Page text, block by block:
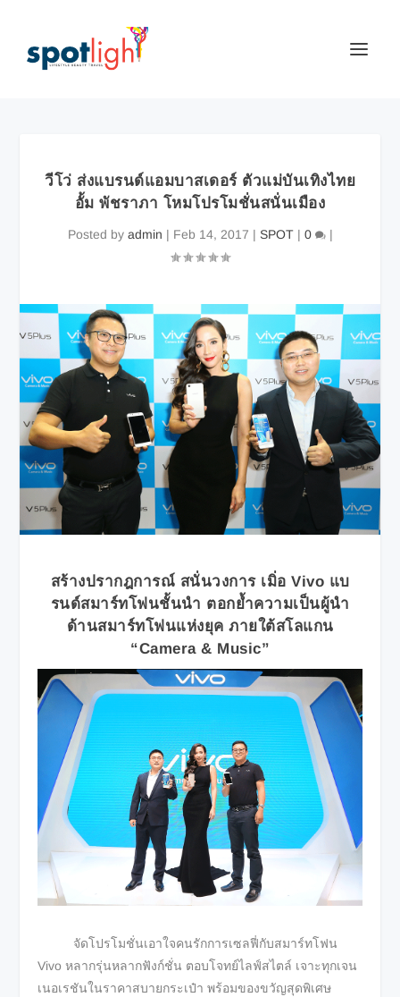
วีโว่ ส่งแบรนด์แอมบาสเดอร์ ตัวแม่บันเทิงไทย
อั้ม พัชราภา โหมโปรโมชั่นสนั่นเมือง
Posted by admin | Feb 14, 2017 | SPOT| 0 |
สร้างปรากฎการณ์ สนั่นวงการ เมิ่อ Vivo แบ
รนด์สมาร์ทโฟนชั้นนำ ตอกย้ำความเป็นผู้นำ
ด้านสมาร์ทโฟนแห่งยุค ภายใต้สโลแกน
“Camera & Music”
จัดโปรโมชั่นเอาใจคนรักการเซลฟี่กับสมาร์ทโฟน
Vivo หลากรุ่นหลากฟังก์ชั่น ตอบโจทย์ไลฟ์สไตล์ เจาะทุกเจน
เนอเรชันในราคาสบายกระเป๋า พร้อมของขวัญสุดพิเศษ